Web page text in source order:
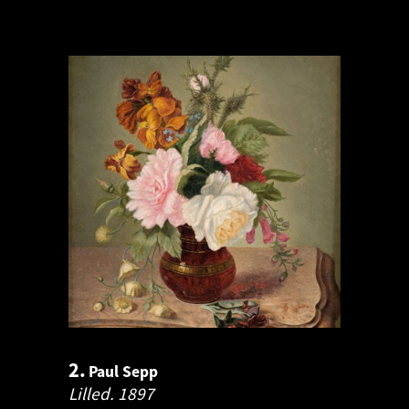
2. Paul Sepp
Lilled. 1897